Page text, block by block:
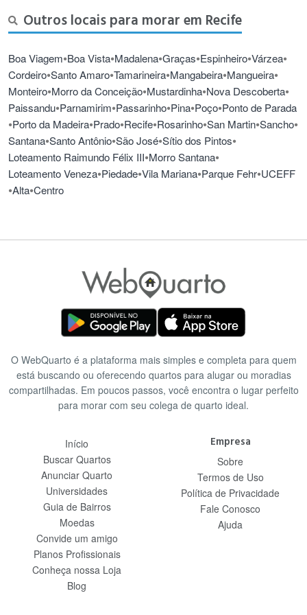
Outros locais para morar em Recife
Boa Viagem•Boa Vista•Madalena•Graças•Espinheiro•Várzea•
Cordeiro•Santo Amaro•Tamarineira•Mangabeira•Mangueira•
Monteiro•Morro da Conceição•Mustardinha•Nova Descoberta•
Paissandu•Parnamirim•Passarinho•Pina•Poço•Ponto de Parada
•Porto da Madeira•Prado•Recife•Rosarinho•San Martin•Sancho•
Santana•Santo Antônio•São José•Sítio dos Pintos•
Loteamento Raimundo Félix III•Morro Santana•
Loteamento Veneza•Piedade•Vila Mariana•Parque Fehr•UCEFF
•Alta•Centro
O WebQuarto é a plataforma mais simples e completa para quem
está buscando ou oferecendo quartos para alugar ou moradias
compartilhadas. Em poucos passos, você encontra o lugar perfeito
para morar com seu colega de quarto ideal.
Início
Buscar Quartos
Anunciar Quarto
Universidades
Guia de Bairros
Moedas
Convide um amigo
Planos Profissionais
Conheça nossa Loja
Blog
Empresa
Sobre
Termos de Uso
Política de Privacidade
Fale Conosco
Ajuda